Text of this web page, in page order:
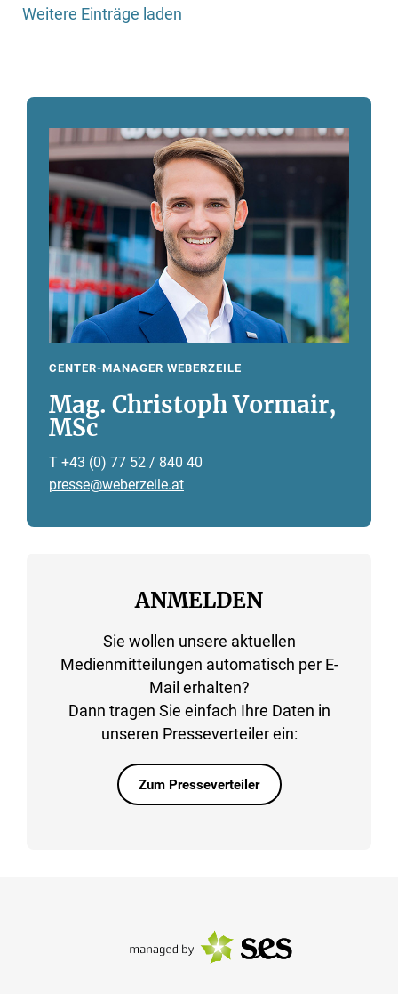
Weitere Einträge laden
CENTER-MANAGER WEBERZEILE
Mag. Christoph Vormair,
MSc
T +43 (0) 77 52 / 840 40
presse@weberzeile.at
ANMELDEN
Sie wollen unsere aktuellen
Medienmitteilungen automatisch per E-
Mail erhalten?
Dann tragen Sie einfach Ihre Daten in
unseren Presseverteiler ein:
Zum Presseverteiler